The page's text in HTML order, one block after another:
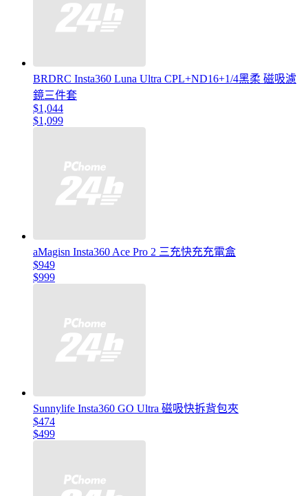
BRDRC Insta360 Luna Ultra CPL+ND16+1/4黑柔 磁吸濾
鏡三件套
$1,044
$1,099
aMagisn Insta360 Ace Pro 2 三充快充充電盒
$949
$999
Sunnylife Insta360 GO Ultra 磁吸快拆背包夾
$474
$499